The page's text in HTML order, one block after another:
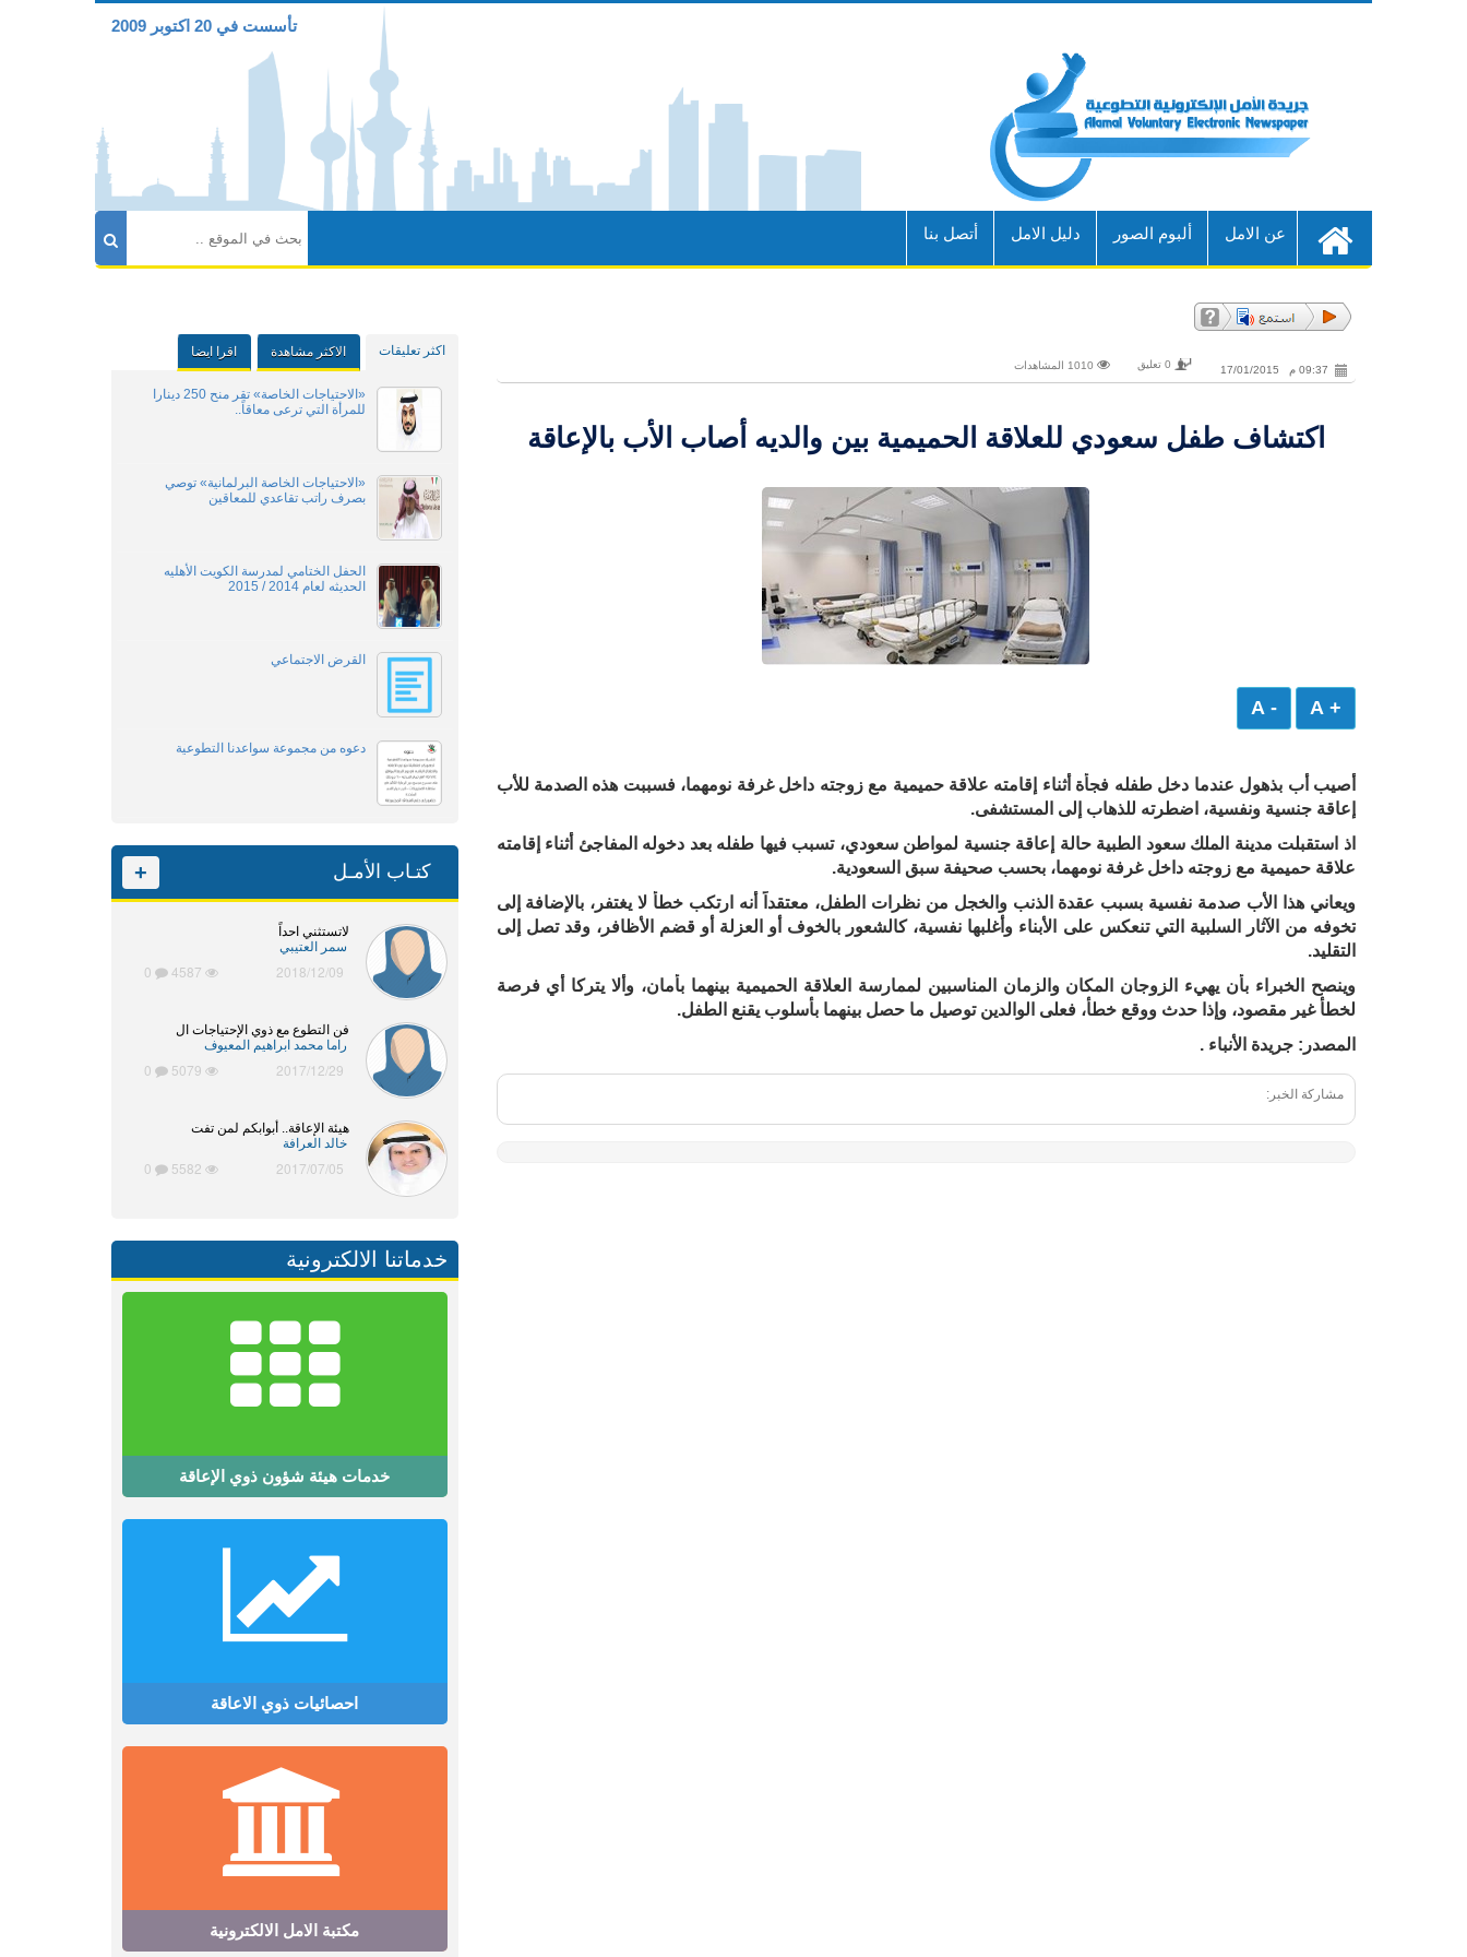
تأسست في 20 اكتوبر 2009
عن الامل ألبوم الصور دليل الامل أتصل بنا
09:37 م 17/01/2015 0 تعليق
اكتشاف طفل سعودي للعلاقة الحميمية بين والديه أصاب الأب بالإعاقة
+ A
- A
أصيب أب بذهول عندما دخل طفله فجأة أثناء إقامته علاقة حميمية مع زوجته داخل غرفة نومهما، فسببت هذه الصدمة للأب
إعاقة جنسية ونفسية، اضطرته للذهاب إلى المستشفى.
اذ استقبلت مدينة الملك سعود الطبية حالة إعاقة جنسية لمواطن سعودي، تسبب فيها طفله بعد دخوله المفاجئ أثناء إقامته
علاقة حميمية مع زوجته داخل غرفة نومهما، بحسب صحيفة سبق السعودية.
ويعاني هذا الأب صدمة نفسية بسبب عقدة الذنب والخجل من نظرات الطفل، معتقداً أنه ارتكب خطأ لا يغتفر، بالإضافة إلى
تخوفه من الآثار السلبية التي تنعكس على الأبناء وأغلبها نفسية، كالشعور بالخوف أو العزلة أو قضم الأظافر، وقد تصل إلى
التقليد.
وينصح الخبراء بأن يهيء الزوجان المكان والزمان المناسبين لممارسة العلاقة الحميمية بينهما بأمان، وألا يتركا أي فرصة
لخطأ غير مقصود، وإذا حدث ووقع خطأ، فعلى الوالدين توصيل ما حصل بينهما بأسلوب يقنع الطفل.
المصدر: جريدة الأنباء .
مشاركة الخبر:
اكثر تعليقات الاكثر مشاهدة اقرا ايضا
«الاحتياجات الخاصة» تقر منح 250 دينارا
للمرأة التي ترعى معاقاً..
«الاحتياجات الخاصة البرلمانية» توصي
بصرف راتب تقاعدي للمعاقين
الحفل الختامي لمدرسة الكويت الأهليه
الحديثه لعام 2014 / 2015
القرض الاجتماعي
دعوه من مجموعة سواعدنا التطوعية
كتـاب الأمـل +
لاتستثني احداً
سمر العتيبي
2018/12/09
فن التطوع مع ذوي الإحتياجات ال
راما محمد ابراهيم المعيوف
2017/12/29
هيئة الإعاقة.. أبوابكم لمن تفت
خالد العرافة
2017/07/05
خدماتنا الالكترونية
خدمات هيئة شؤون ذوي الإعاقة
احصائيات ذوي الاعاقة
مكتبة الامل الالكترونية